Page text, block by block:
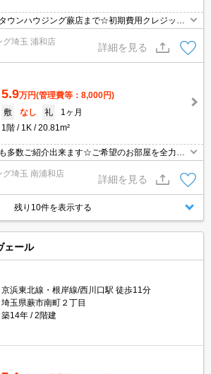
ウンハウジング蕨店まで☆初期費用クレジット
ンでの内見・契約もお気軽にご相談ください！
グ埼玉 浦和店
詳細を見る
5.9万円(管理費等：8,000円)
敷
なし 礼
1ヶ月
1階
1K 20.81m²
多数ご紹介出来ます☆ご希望のお部屋を全力で
す♪
グ埼玉 南浦和店
詳細を見る
残り10件を表示する
ェール
京浜東北線・根岸線/西川口駅 徒歩11分
埼玉県蕨市南町２丁目
築14年
2階建